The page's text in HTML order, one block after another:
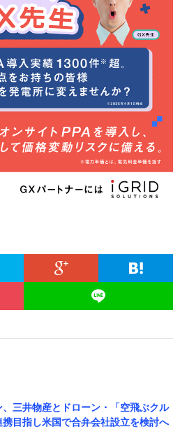
、三井物産とドローン・「空飛ぶクル
携目指し米国で合弁会社設立を検討へ